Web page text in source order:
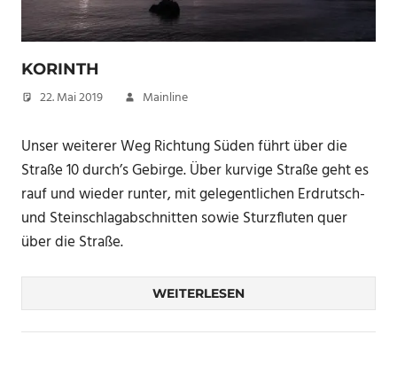
KORINTH
22. Mai 2019 Mainline
Unser weiterer Weg Richtung Süden führt über die
Straße 10 durch’s Gebirge. Über kurvige Straße geht es
rauf und wieder runter, mit gelegentlichen Erdrutsch-
und Steinschlagabschnitten sowie Sturzfluten quer
über die Straße.
WEITERLESEN